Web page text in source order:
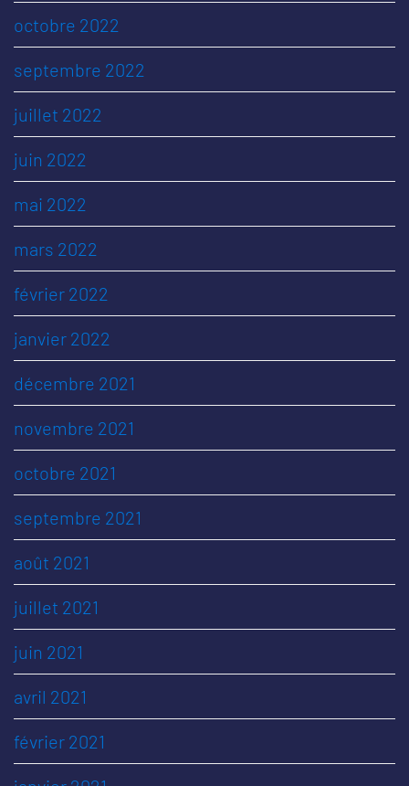
octobre 2022
septembre 2022
juillet 2022
juin 2022
mai 2022
mars 2022
février 2022
janvier 2022
décembre 2021
novembre 2021
octobre 2021
septembre 2021
août 2021
juillet 2021
juin 2021
avril 2021
février 2021